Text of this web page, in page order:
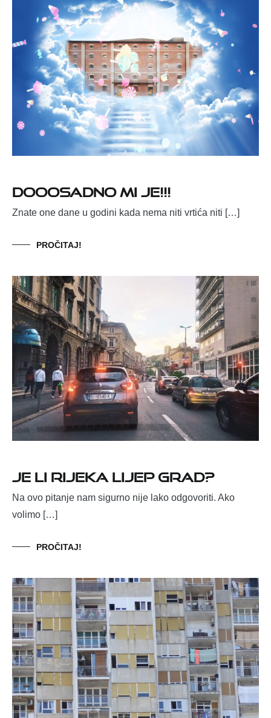
Dooosadno mi je!!!
Znate one dane u godini kada nema niti vrtića niti […]
PROČITAJ!
Je li Rijeka lijep grad?
Na ovo pitanje nam sigurno nije lako odgovoriti. Ako
volimo […]
PROČITAJ!